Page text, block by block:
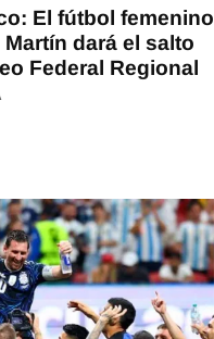
El fútbol femenino
Martín dará el salto
Federal Regional